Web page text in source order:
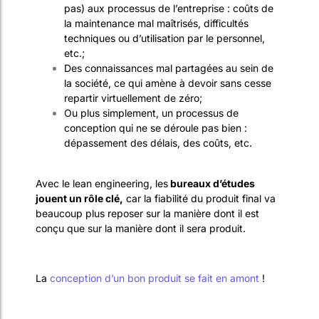
pas) aux processus de l’entreprise : coûts de
la maintenance mal maîtrisés, difficultés
techniques ou d’utilisation par le personnel,
etc.;
Des connaissances mal partagées au sein de
la société, ce qui amène à devoir sans cesse
repartir virtuellement de zéro;
Ou plus simplement, un processus de
conception qui ne se déroule pas bien :
dépassement des délais, des coûts, etc.
Avec le lean engineering, lesbureaux d’études
jouent un rôle clé, car la fiabilité du produit final va
beaucoup plus reposer sur la manière dont il est
conçu que sur la manière dont il sera produit.
La conception d’un bon produit se fait en amont !